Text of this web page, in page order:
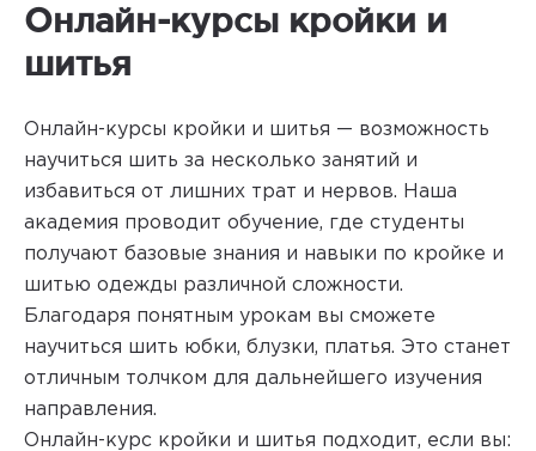
Онлайн-курсы кройки и
шитья
Онлайн-курсы кройки и шитья — возможность
научиться шить за несколько занятий и
избавиться от лишних трат и нервов. Наша
академия проводит обучение, где студенты
получают базовые знания и навыки по кройке и
шитью одежды различной сложности.
Благодаря понятным урокам вы сможете
научиться шить юбки, блузки, платья. Это станет
отличным толчком для дальнейшего изучения
направления.
Онлайн-курс кройки и шитья подходит, если вы: